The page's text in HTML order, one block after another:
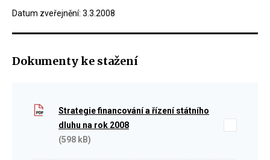
Datum zveřejnění: 3.3.2008
Dokumenty ke stažení
Strategie financování a řízení státního
dluhu na rok 2008
(598 kB)